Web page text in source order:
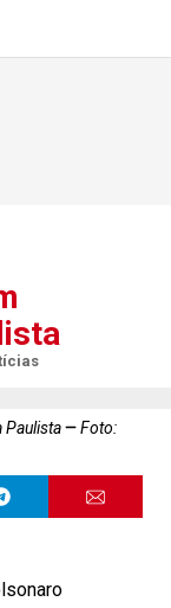
Paulista
Foto: